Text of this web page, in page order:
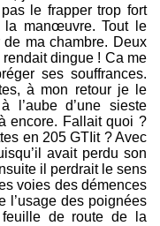
le frapper trop fort
la manœuvre. Tout le
de ma chambre. Deux
dingue ! Ca me
ses souffrances.
à mon retour je le
l’aube d’une sieste
encore. Fallait quoi ?
en 205 GTIit ? Avec
avait perdu son
il perdrait le sens
voies des démences
l’usage des poignées
de route de la